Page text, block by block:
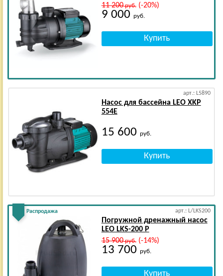
11 200руб.(-20%)
9 000 руб.
арт.: L5890
Насос для бассейна LEO XKP
554E
15 600 руб.
Распродажа арт.: L/LKS200
Погружной дренажный насос
LEO LKS-200 P
15 900руб.(-14%)
13 700 руб.